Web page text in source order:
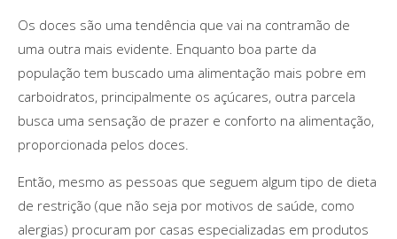
Os doces são uma tendência que vai na contramão de
uma outra mais evidente. Enquanto boa parte da
população tem buscado uma alimentação mais pobre em
carboidratos, principalmente os açúcares, outra parcela
busca uma sensação de prazer e conforto na alimentação,
proporcionada pelos doces.
Então, mesmo as pessoas que seguem algum tipo de dieta
de restrição (que não seja por motivos de saúde, como
alergias) procuram por casas especializadas em produtos